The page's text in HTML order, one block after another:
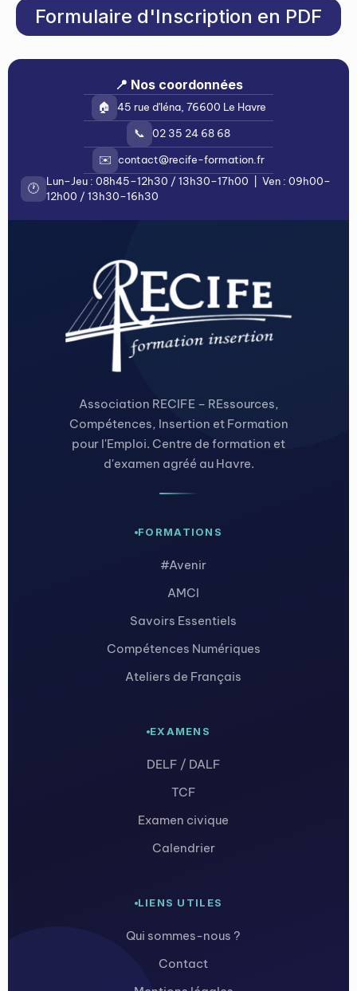
Formulaire d'Inscription en PDF
📍 Nos coordonnées
🏠 45 rue d'Iéna, 76600 Le Havre
📞 02 35 24 68 68
✉️ contact@recife-formation.fr
🕐
Lun–Jeu : 08h45–12h30 / 13h30–17h00 | Ven : 09h00–
12h00 / 13h30–16h30
Association RECIFE – REssources,
Compétences, Insertion et Formation
pour l'Emploi. Centre de formation et
d'examen agréé au Havre.
FORMATIONS
#Avenir
AMCI
Savoirs Essentiels
Compétences Numériques
Ateliers de Français
EXAMENS
DELF / DALF
TCF
Examen civique
Calendrier
LIENS UTILES
Qui sommes-nous ?
Contact